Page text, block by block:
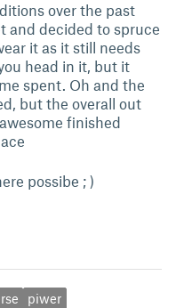
over the past
and decided to spruce
it as it still needs
head in it, but it
spent. Oh and the
but the overall out
finished
possibe ; )
piwer